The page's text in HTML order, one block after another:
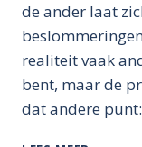
de ander laat
realiteit vaak
bent, maar de
dat andere